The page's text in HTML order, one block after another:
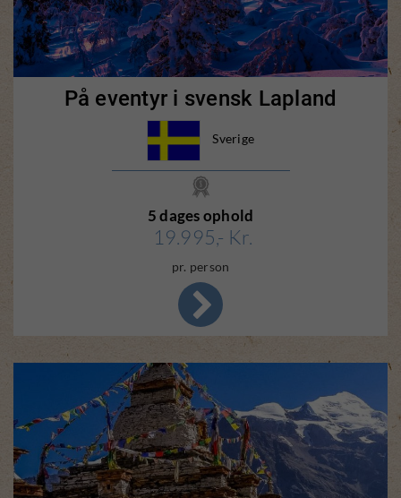
På eventyr i svensk Lapland
Sverige
5 dages ophold
19.995,- Kr.
pr. person